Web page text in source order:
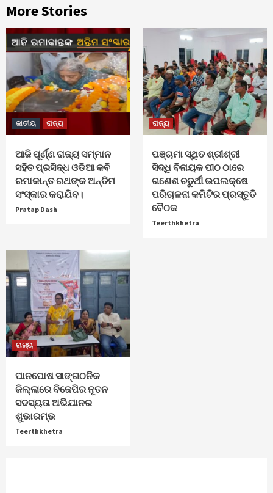
More Stories
ଜାତୀୟ ରାଜ୍ୟ
ଆଜି ପୂର୍ଣ୍ଣ ରାଜ୍ୟ ସମ୍ମାନ
ସହିତ ପ୍ରସିଦ୍ଧ ଓଡିଆ କବି
ରମାକାନ୍ତ ରଥଙ୍କ ଅନ୍ତିମ
ସଂସ୍କାର କରାଯିବ।
Pratap Dash
ରାଜ୍ୟ
ପଞ୍ଚାମା ସ୍ଥିତ ଶ୍ରୀଶ୍ରୀ
ସିଦ୍ଧି ବିନାୟକ ପୀଠ ଠାରେ
ଗଣେଶ ଚତୁର୍ଥୀ ଉପଲକ୍ଷେ
ପରିଚାଳନା କମିଟିର ପ୍ରସ୍ତୁତି
ବୈଠକ
Teerthkhetra
ରାଜ୍ୟ
ପାନପୋଷ ସାଙ୍ଗଠନିକ
ଜିଲ୍ଲାରେ ବିଜେପିର ନୂତନ
ସଦସ୍ୟତା ଅଭିଯାନର
ଶୁଭାରମ୍ଭ
Teerthkhetra